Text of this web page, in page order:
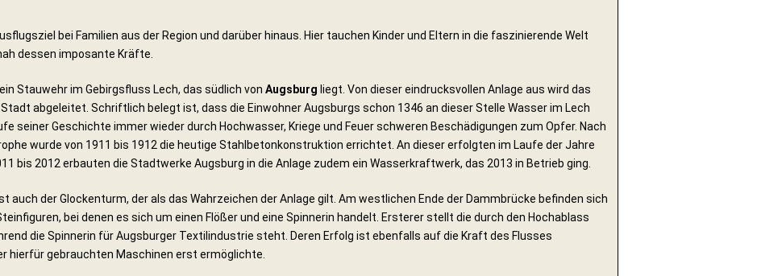
bei Familien aus der Region und darüber hinaus. Hier tauchen Kinder und Eltern in die faszinierende Welt
dessen imposante Kräfte.
Stauwehr im Gebirgsfluss Lech, das südlich von Augsburg liegt. Von dieser eindrucksvollen Anlage aus wird das
abgeleitet. Schriftlich belegt ist, dass die Einwohner Augsburgs schon 1346 an dieser Stelle Wasser im Lech
seiner Geschichte immer wieder durch Hochwasser, Kriege und Feuer schweren Beschädigungen zum Opfer. Nach
wurde von 1911 bis 1912 die heutige Stahlbetonkonstruktion errichtet. An dieser erfolgten im Laufe der Jahre
bis 2012 erbauten die Stadtwerke Augsburg in die Anlage zudem ein Wasserkraftwerk, das 2013 in Betrieb ging.
auch der Glockenturm, der als das Wahrzeichen der Anlage gilt. Am westlichen Ende der Dammbrücke befinden sich
bei denen es sich um einen Flößer und eine Spinnerin handelt. Ersterer stellt die durch den Hochablass
die Spinnerin für Augsburger Textilindustrie steht. Deren Erfolg ist ebenfalls auf die Kraft des Flusses
hierfür gebrauchten Maschinen erst ermöglichte.